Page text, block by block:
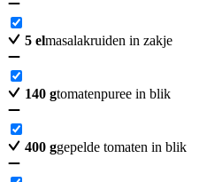
5 elmasalakruiden in zakje
140 gtomatenpuree in blik
400 ggepelde tomaten in blik